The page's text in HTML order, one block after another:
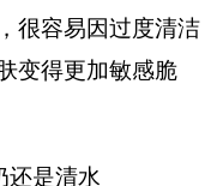
很容易因过度清洁
变得更加敏感脆